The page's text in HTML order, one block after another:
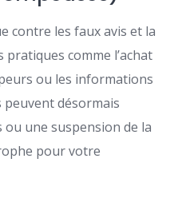
contre les faux avis et la
pratiques comme l’achat
ou les informations
désormais
une suspension de la
pour votre